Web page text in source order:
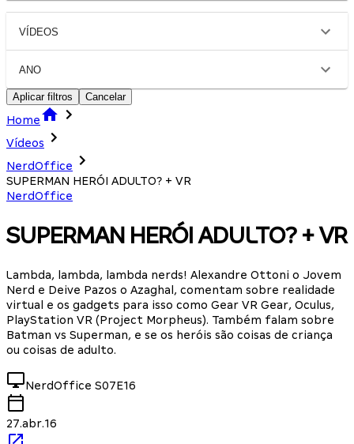
VÍDEOS
ANO
Aplicar filtros Cancelar
Home
Vídeos
NerdOffice
SUPERMAN HERÓI ADULTO? + VR
NerdOffice
SUPERMAN HERÓI ADULTO? + VR
Lambda, lambda, lambda nerds! Alexandre Ottoni o Jovem
Nerd e Deive Pazos o Azaghal, comentam sobre realidade
virtual e os gadgets para isso como Gear VR Gear, Oculus,
PlayStation VR (Project Morpheus). Também falam sobre
Batman vs Superman, e se os heróis são coisas de criança
ou coisas de adulto.
NerdOffice S07E16
27.abr.16